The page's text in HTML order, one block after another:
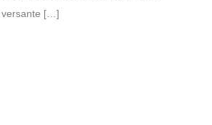
versante […]